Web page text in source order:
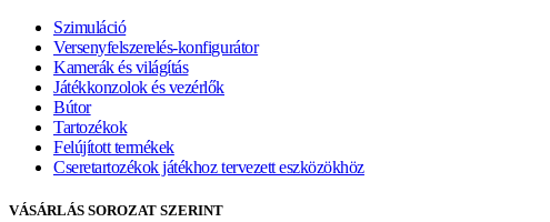
Szimuláció
Versenyfelszerelés-konfigurátor
Kamerák és világítás
Játékkonzolok és vezérlők
Bútor
Tartozékok
Felújított termékek
Cseretartozékok játékhoz tervezett eszközökhöz
VÁSÁRLÁS SOROZAT SZERINT